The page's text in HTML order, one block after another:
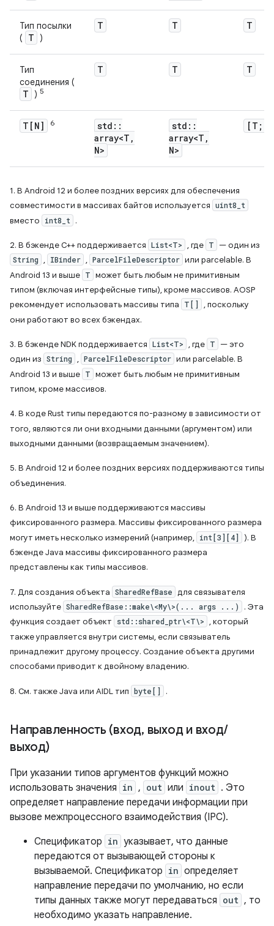
Тип посылки
(
T )
T T T
Тип
соединения (
T ) 5
T T T
T[N] 6 std ::
array<T ,
N>
std ::
array<T ,
N>
[T;
1. В Android 12 и более поздних версиях для обеспечения
совместимости в массивах байтов используется uint8_t
вместо int8_t .
2. В бэкенде C++ поддерживается List<T> , где T — один из
String , IBinder , ParcelFileDescriptor или parcelable. В
Android 13 и выше T может быть любым не примитивным
типом (включая интерфейсные типы), кроме массивов. AOSP
рекомендует использовать массивы типа
T[]
, поскольку
они работают во всех бэкендах.
3. В бэкенде NDK поддерживается List<T> , где T
— это
один из String , ParcelFileDescriptor или parcelable. В
Android 13 и выше T может быть любым не примитивным
типом, кроме массивов.
4. В коде Rust типы передаются по-разному в зависимости от
того, являются ли они входными данными (аргументом) или
выходными данными (возвращаемым значением).
5. В Android 12 и более поздних версиях поддерживаются типы
объединения.
6. В Android 13 и выше поддерживаются массивы
фиксированного размера. Массивы фиксированного размера
могут иметь несколько измерений (например, int[3][4]
). В
бэкенде Java массивы фиксированного размера
представлены как типы массивов.
7. Для создания объекта SharedRefBase для связывателя
используйте SharedRefBase::make\<My\>(... args ...)
. Эта
функция создает объект
std::shared_ptr\<T\>
, который
также управляется внутри системы, если связыватель
принадлежит другому процессу. Создание объекта другими
способами приводит к двойному владению.
8. См. также Java или AIDL тип byte[] .
Направленность (вход, выход и вход/
выход)
При указании типов аргументов функций можно
использовать значения in , out или inout . Это
определяет направление передачи информации при
вызове межпроцессного взаимодействия (IPC).
Спецификатор in указывает, что данные
передаются от вызывающей стороны к
вызываемой. Спецификатор in определяет
направление передачи по умолчанию, но если
типы данных также могут передаваться out , то
необходимо указать направление.